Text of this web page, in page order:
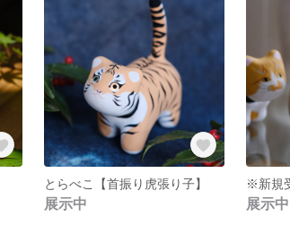
とらべこ【首振り虎張り子】
展示中 展示中